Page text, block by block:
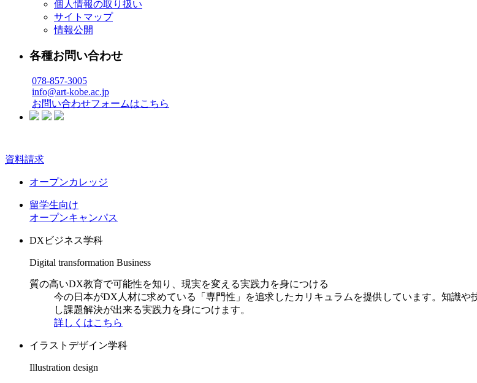
個人情報の取り扱い
サイトマップ
情報公開
各種お問い合わせ
078-857-3005
info@art-kobe.ac.jp
お問い合わせフォームはこちら
資料請求
オープンカレッジ
留学生向け
オープンキャンパス
DXビジネス学科
Digital transformation Business
質の高いDX教育で可能性を知り、現実を変える実践力を身につける
今の日本がDX人材に求めている「専門性」を追求したカリキュラムを提供しています。知識
し課題解決が出来る実践力を身につけます。
詳しくはこちら
イラストデザイン学科
Illustration design